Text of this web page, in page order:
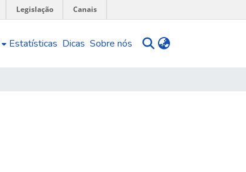
Legislação Canais
Estatísticas Dicas Sobre nós